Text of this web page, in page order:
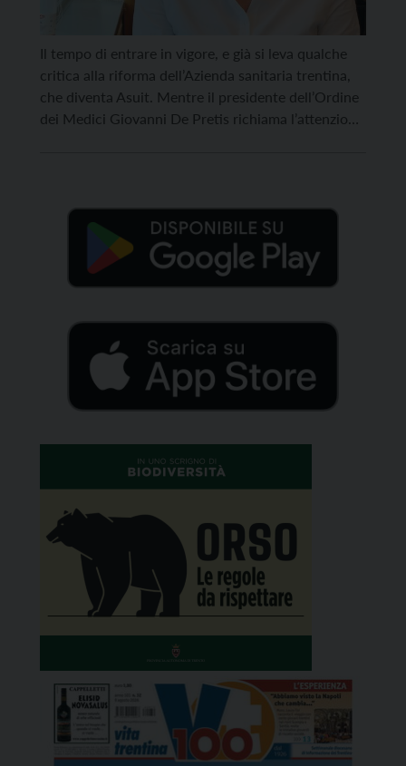
Il tempo di entrare in vigore, e già si leva qualche
critica alla riforma dell’Azienda sanitaria trentina,
che diventa Asuit. Mentre il presidente dell’Ordine
dei Medici Giovanni De Pretis richiama l’attenzione